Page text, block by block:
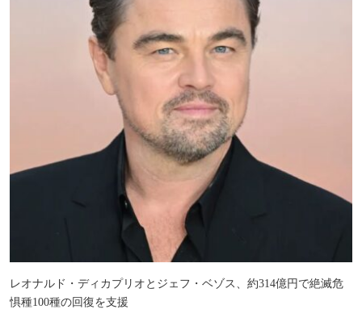
レオナルド・ディカプリオとジェフ・ベゾス、約314億円で絶滅危
惧種100種の回復を支援